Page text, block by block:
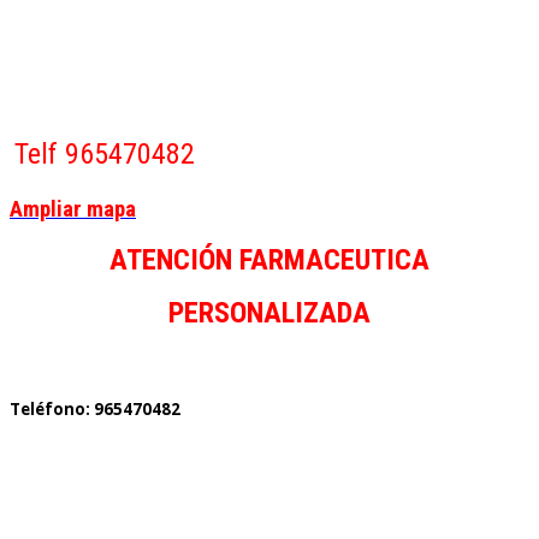
Telf 965470482
Ampliar mapa
ATENCIÓN FARMACEUTICA
PERSONALIZADA
Teléfono: 965470482